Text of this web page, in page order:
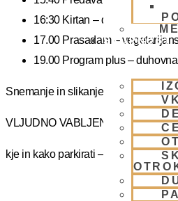
SKUPNOST
16:30 Kirtan – duhovni ples
17.00 Prasadam –
19.00 Program plus –
Snemanje in slikanje gostov je v
VLJUDNO VABLJENI
kje in kako parkirati – https://